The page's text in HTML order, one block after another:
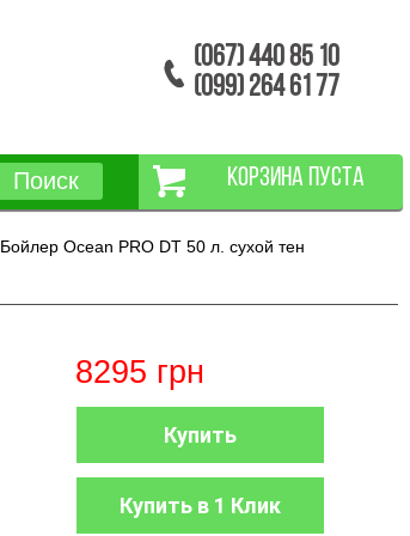
(067) 440 85 10
(099) 264 61 77
Поиск КОРЗИНА ПУСТА
Бойлер Ocean PRO DT 50 л. сухой тен
8295 грн
Купить
Купить в 1 Клик